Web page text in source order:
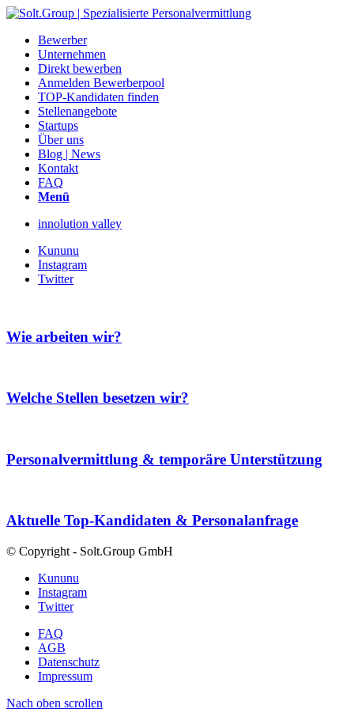
Bewerber
Unternehmen
Direkt bewerben
Anmelden Bewerberpool
TOP-Kandidaten finden
Stellenangebote
Startups
Über uns
Blog | News
Kontakt
FAQ
Menü
innolution valley
Kununu
Instagram
Twitter
Wie arbeiten wir?
Welche Stellen besetzen wir?
Personalvermittlung & temporäre Unterstützung
Aktuelle Top-Kandidaten & Personalanfrage
© Copyright - Solt.Group GmbH
Kununu
Instagram
Twitter
FAQ
AGB
Datenschutz
Impressum
Nach oben scrollen